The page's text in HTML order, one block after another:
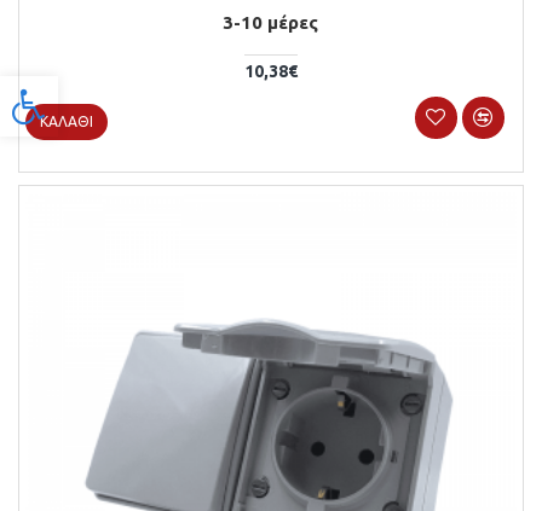
Προσβασιμότητα
3-10 μέρες
10,38€
ΚΑΛΆΘΙ